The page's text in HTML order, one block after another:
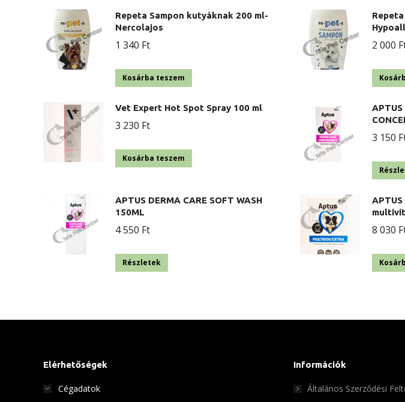
Repeta Sampon kutyáknak 200 ml-
Nercolajos
1 340 Ft
Kosárba teszem
2 000
Vet Expert Hot Spot Spray 100 ml
3 230 Ft
Kosárba teszem
APTUS
3 150
APTUS DERMA CARE SOFT WASH
150ML
4 550 Ft
Részletek
APTUS
8 030
Elérhetőségek
Cégadatok
Információk
Általános Szerződési